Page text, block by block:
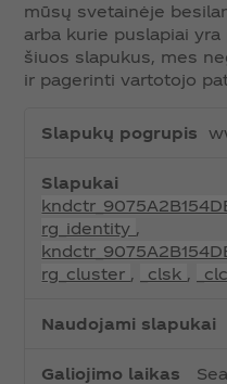
mūsų svetainėje
arba kurie puslapiai
šiuos slapukus, mes
ir pagerinti vartotojo
rg_identity
rg_cluster
_clsk